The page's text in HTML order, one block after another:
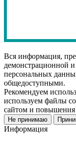
Вся информация,
демонстрационной
персональных
общедоступными.
Рекомендуем
используем файлы
сайтом и повышения
Не принимаю
Информация